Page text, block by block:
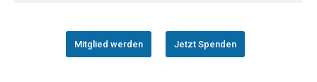
Mitglied werden Jetzt Spenden